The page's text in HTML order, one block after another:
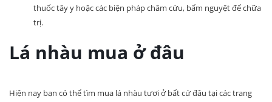
thuốc tây y hoặc các biện pháp châm cứu, bấm nguyệt để chữa
trị.
Lá nhàu mua ở đâu
Hiện nay bạn có thể tìm mua lá nhàu tươi ở bất cứ đâu tại các trang